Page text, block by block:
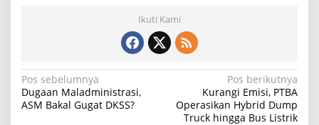
Ikuti Kami
N
a
Pos sebelumnya
Dugaan Maladministrasi,
ASM Bakal Gugat DKSS?
Pos berikutnya
Kurangi Emisi, PTBA
Operasikan Hybrid Dump
Truck hingga Bus Listrik